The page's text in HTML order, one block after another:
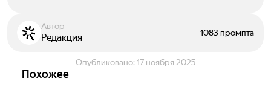
Автор
Редакция 1083 промпта
Опубликовано: 17 ноября 2025
Похожее